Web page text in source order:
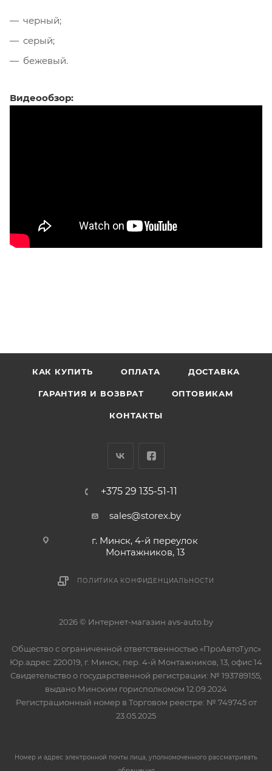
черный;
серый;
бежевый.
Видеообзор:
КАК КУПИТЬ ОПЛАТА ДОСТАВКА
ГАРАНТИЯ И ВОЗВРАТ ОПТОВИКАМ
КОНТАКТЫ
+375 29 135-51-11
sales@storex.by
г. Минск, 4-й переулок
Монтажников, 13
ПОЛИТИКА КОНФИДЕНЦИАЛЬНОСТИ
2026 © Интернет-магазин avs-auto.by
Общество с ограниченной ответственностью «ПроАвтоТулс»
Юр.адрес: 220019, г. Минск, пер. 4-й Монтажников, 13, офис 14
Свидетельство о государственной регистрации: № 193789155,
выдано Минским горисполкомом 12.09.2024
Регистрационный номер в Торговом реестре: № 749745 от
23.05.2025
Номер и адрес электронной почты лица, уполномоченного рассматривать